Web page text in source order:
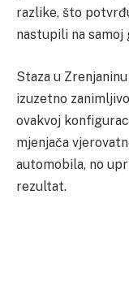
razlike, što
nastupili na
Staza u
izuzetno
ovakvoj
mjenjača
automobila, no
rezultat.